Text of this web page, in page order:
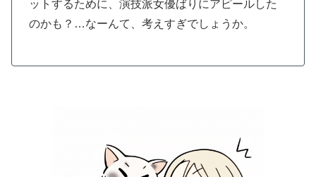
ットするために、演技派女優ばりにアピールした
のかも？…なーんて、考えすぎでしょうか。